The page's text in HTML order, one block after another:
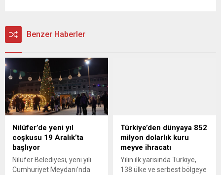
Benzer Haberler
Nilüfer’de yeni yıl
coşkusu 19 Aralık’ta
başlıyor
Nilüfer Belediyesi, yeni yılı
Cumhuriyet Meydanı’nda
Türkiye’den dünyaya 852
milyon dolarlık kuru
meyve ihracatı
Yılın ilk yarısında Türkiye,
138 ülke ve serbest bölgeye